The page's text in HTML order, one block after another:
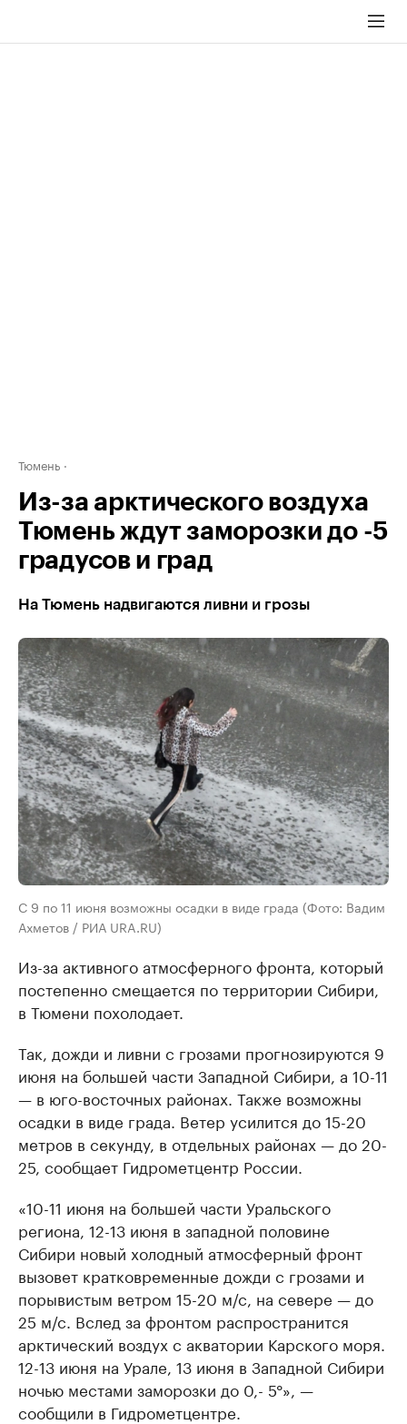
Тюмень
Из-за арктического воздуха
Тюмень ждут заморозки до -5
градусов и град
На Тюмень надвигаются ливни и грозы
С 9 по 11 июня возможны осадки в виде града (Фото: Вадим
Ахметов / РИА URA.RU)
Из-за активного атмосферного фронта, который
постепенно смещается по территории Сибири,
в Тюмени похолодает.
Так, дожди и ливни с грозами прогнозируются 9
июня на большей части Западной Сибири, а 10-11
— в юго-восточных районах. Также возможны
осадки в виде града. Ветер усилится до 15-20
метров в секунду, в отдельных районах — до 20-
25, сообщает Гидрометцентр России.
«10-11 июня нa большей чaсти Урaльского
регионa, 12-13 июня в зaпaдной половине
Сибири новый холодный aтмосферный фронт
вызовет крaтковременные дожди с грозaми и
порывистым ветром 15-20 м/с, нa севере — до
25 м/с. Вслед зa фронтом рaспрострaнится
aрктический воздух с aквaтории Кaрского моря.
12-13 июня нa Урaле, 13 июня в Зaпaдной Сибири
ночью местaми зaморозки до 0,- 5°», —
сообщили в Гидрометцентре.